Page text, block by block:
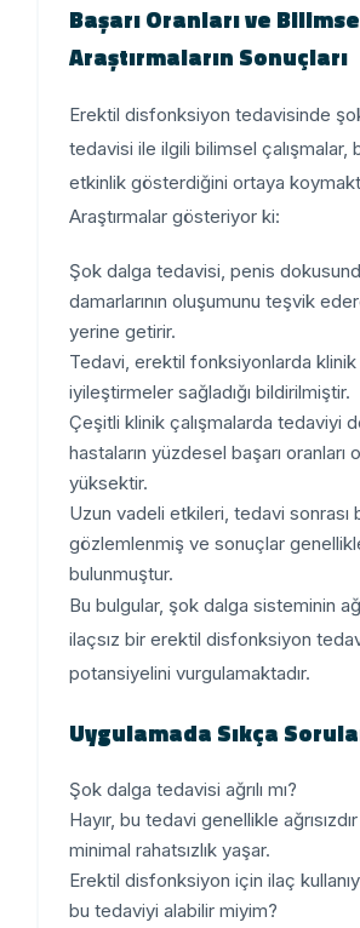
Başarı Oranları ve
Araştırmaların Sonuçları
Erektil disfonksiyon tedavisinde
tedavisi ile ilgili bilimsel çalışmalar,
etkinlik gösterdiğini ortaya
Araştırmalar gösteriyor ki:
Şok dalga tedavisi, penis
damarlarının oluşumunu teşvik
yerine getirir.
Tedavi, erektil fonksiyonlarda klinik
iyileştirmeler sağladığı bildirilmiştir.
Çeşitli klinik çalışmalarda tedaviyi
hastaların yüzdesel başarı oranları
yüksektir.
Uzun vadeli etkileri, tedavi sonrası
gözlemlenmiş ve sonuçlar
bulunmuştur.
Bu bulgular, şok dalga sisteminin
ilaçsız bir erektil disfonksiyon
potansiyelini vurgulamaktadır.
Uygulamada Sıkça
Şok dalga tedavisi ağrılı mı?
Hayır, bu tedavi genellikle
minimal rahatsızlık yaşar.
Erektil disfonksiyon için ilaç
bu tedaviyi alabilir miyim?